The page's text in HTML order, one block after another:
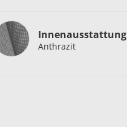
Innenausstattung
Anthrazit